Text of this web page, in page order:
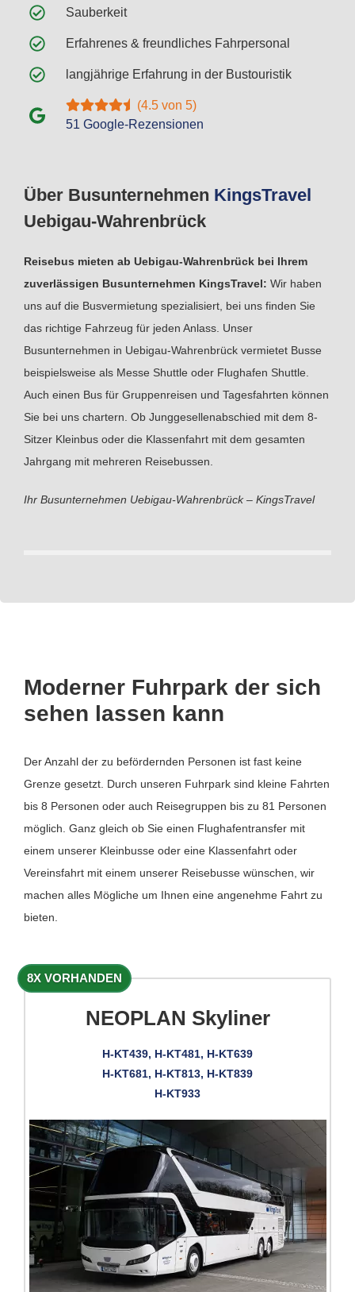
Über Busunternehmen KingsTravel
Uebigau-Wahrenbrück
Reisebus mieten ab Uebigau-Wahrenbrück bei Ihrem
zuverlässigen Busunternehmen KingsTravel: Wir haben
uns auf die Busvermietung spezialisiert, bei uns finden Sie
das richtige Fahrzeug für jeden Anlass. Unser
Busunternehmen in Uebigau-Wahrenbrück vermietet Busse
beispielsweise als Messe Shuttle oder Flughafen Shuttle.
Auch einen Bus für Gruppenreisen und Tagesfahrten können
Sie bei uns chartern. Ob Junggesellenabschied mit dem 8-
Sitzer Kleinbus oder die Klassenfahrt mit dem gesamten
Jahrgang mit mehreren Reisebussen.
Ihr Busunternehmen Uebigau-Wahrenbrück – KingsTravel
Sauberkeit
Erfahrenes & freundliches Fahrpersonal
langjährige Erfahrung in der Bustouristik
(4.5 von 5)
51 Google-Rezensionen
Moderner Fuhrpark der sich
sehen lassen kann
Der Anzahl der zu befördernden Personen ist fast keine
Grenze gesetzt. Durch unseren Fuhrpark sind kleine Fahrten
bis 8 Personen oder auch Reisegruppen bis zu 81 Personen
möglich. Ganz gleich ob Sie einen Flughafentransfer mit
einem unserer Kleinbusse oder eine Klassenfahrt oder
Vereinsfahrt mit einem unserer Reisebusse wünschen, wir
machen alles Mögliche um Ihnen eine angenehme Fahrt zu
bieten.
8X VORHANDEN
NEOPLAN Skyliner
H-KT439, H-KT481, H-KT639
H-KT681, H-KT813, H-KT839
H-KT933